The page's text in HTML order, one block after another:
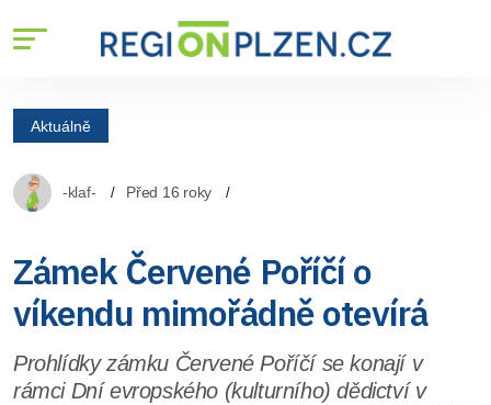
Aktuálně
-klaf- Před 16 roky
Zámek Červené Poříčí o
víkendu mimořádně otevírá
Prohlídky zámku Červené Poříčí se konají v
rámci Dní evropského (kulturního) dědictví v